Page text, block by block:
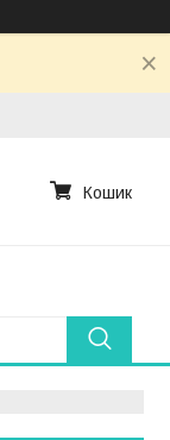
Кошик